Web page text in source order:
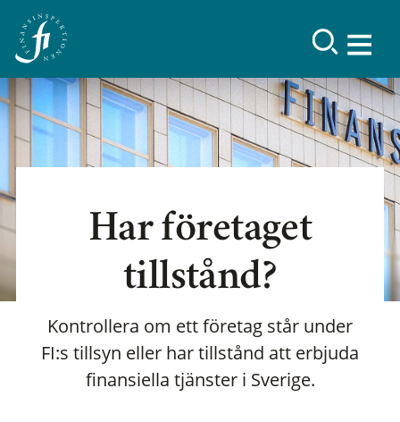
Har företaget
tillstånd?
Kontrollera om ett företag står under
FI:s tillsyn eller har tillstånd att erbjuda
finansiella tjänster i Sverige.